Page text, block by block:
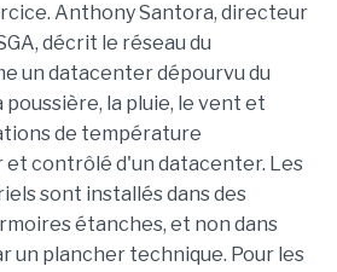
Anthony Santora, directeur
décrit le réseau du
un datacenter dépourvu du
la pluie, le vent et
de température
et contrôlé d'un datacenter. Les
sont installés dans des
étanches, et non dans
un plancher technique. Pour les